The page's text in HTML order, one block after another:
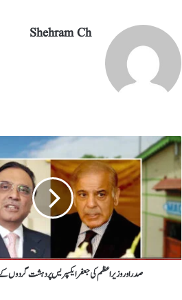
Shehram Ch
صدر اور وزیر اعظم کی جعفر ایکسپریس پر دہشت گردوں